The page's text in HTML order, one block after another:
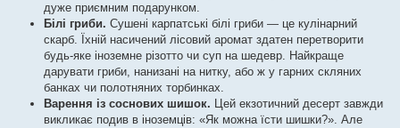
дуже приємним подарунком.
Білі гриби. Сушені карпатські білі гриби — це кулінарний
скарб. Їхній насичений лісовий аромат здатен перетворити
будь-яке іноземне різотто чи суп на шедевр. Найкраще
дарувати гриби, нанизані на нитку, або ж у гарних скляних
банках чи полотняних торбинках.
Варення із соснових шишок. Цей екзотичний десерт завжди
викликає подив в іноземців: «Як можна їсти шишки?». Але